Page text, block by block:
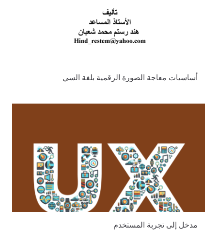
أساسيات معاجة الصورة الرقمية بلغة السي
مدخل إلى تجربة المستخدم